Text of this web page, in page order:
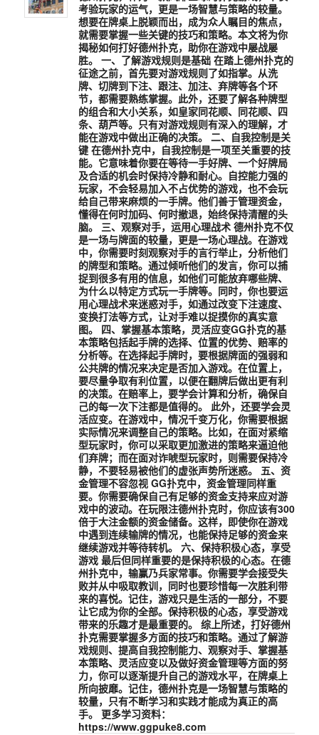
考验玩家的运气，更是一场智慧与策略的较量。
想要在牌桌上脱颖而出，成为众人瞩目的焦点，
就需要掌握一些关键的技巧和策略。本文将为你
揭秘如何打好德州扑克，助你在游戏中屡战屡
胜。 一、了解游戏规则是基础 在踏上德州扑克的
征途之前，首先要对游戏规则了如指掌。从洗
牌、切牌到下注、跟注、加注、弃牌等各个环
节，都需要熟练掌握。此外，还要了解各种牌型
的组合和大小关系，如皇家同花顺、同花顺、四
条、葫芦等。只有对游戏规则有深入的理解，才
能在游戏中做出正确的决策。 二、自我控制是关
键 在德州扑克中，自我控制是一项至关重要的技
能。它意味着你要在等待一手好牌、一个好牌局
及合适的机会时保持冷静和耐心。自控能力强的
玩家，不会轻易加入不占优势的游戏，也不会玩
给自己带来麻烦的一手牌。他们善于管理资金，
懂得在何时加码、何时撤退，始终保持清醒的头
脑。 三、观察对手，运用心理战术 德州扑克不仅
是一场与牌面的较量，更是一场心理战。在游戏
中，你需要时刻观察对手的言行举止，分析他们
的牌型和策略。通过倾听他们的发言，你可以捕
捉到很多有用的信息，如他们可能放弃哪些牌、
为什么以特定方式玩一手牌等。同时，你也要运
用心理战术来迷惑对手，如通过改变下注速度、
变换打法等方式，让对手难以捉摸你的真实意
图。 四、掌握基本策略，灵活应变GG扑克的基
本策略包括起手牌的选择、位置的优势、赔率的
分析等。在选择起手牌时，要根据牌面的强弱和
公共牌的情况来决定是否加入游戏。在位置上，
要尽量争取有利位置，以便在翻牌后做出更有利
的决策。在赔率上，要学会计算和分析，确保自
己的每一次下注都是值得的。 此外，还要学会灵
活应变。在游戏中，情况千变万化，你需要根据
实际情况来调整自己的策略。比如，在面对紧缩
型玩家时，你可以采取更加激进的策略来逼迫他
们弃牌；而在面对诈唬型玩家时，则需要保持冷
静，不要轻易被他们的虚张声势所迷惑。 五、资
金管理不容忽视 GG扑克中，资金管理同样重
要。你需要确保自己有足够的资金支持来应对游
戏中的波动。在玩限注德州扑克时，你应该有300
倍于大注金额的资金储备。这样，即使你在游戏
中遇到连续输牌的情况，也能保持足够的资金来
继续游戏并等待转机。 六、保持积极心态，享受
游戏 最后但同样重要的是保持积极的心态。在德
州扑克中，输赢乃兵家常事。你需要学会接受失
败并从中吸取教训，同时也要珍惜每一次胜利带
来的喜悦。记住，游戏只是生活的一部分，不要
让它成为你的全部。保持积极的心态，享受游戏
带来的乐趣才是最重要的。 综上所述，打好德州
扑克需要掌握多方面的技巧和策略。通过了解游
戏规则、提高自我控制能力、观察对手、掌握基
本策略、灵活应变以及做好资金管理等方面的努
力，你可以逐渐提升自己的游戏水平，在牌桌上
所向披靡。记住，德州扑克是一场智慧与策略的
较量，只有不断学习和实践才能成为真正的高
手。 更多学习资料：
https://www.ggpuke8.com